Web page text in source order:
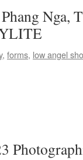
Nga,
, forms, low angel